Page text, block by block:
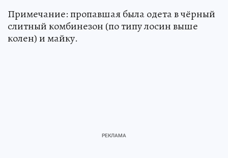
Примечание: пропавшая была одета в чёрный
слитный комбинезон (по типу лосин выше
колен) и майку.